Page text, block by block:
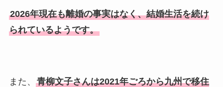
2026年現在も離婚の事実はなく、結婚生活を続け
られているようです。
また、 青柳文子さんは2021年ごろから九州で移住